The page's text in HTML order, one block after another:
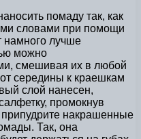
помаду так, как
словами при помощи
намного лучше
можно
смешивая их в любой
середины к краешкам
слой нанесен,
промокнув
накрашенные
Так, она